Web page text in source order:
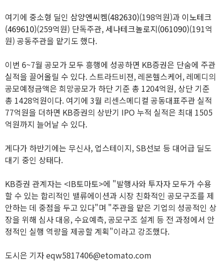
여기에 중소형 딜인 삼양엔씨켐(482630)(198억원)과 이노테크
(469610)(259억원) 단독주관,세나테크놀로지(061090)(191억
원) 공동주관을 맡기도 했다.
이번 6~7월 공모가 모두 흥행에 성공하면 KB증권은 단숨에 주관
실적을 끌어올릴 수 있다. 스트라드비젼, 레몬헬스케어, 레메디의
공모예정금액은 희망공모가 하단 기준 총 1204억원, 상단 기준
총 1428억원이다. 여기에 3월 리센스메디컬 공동대표주관 실적
77억원을 더하면 KB증권의 상반기 IPO 누적 실적은 최대 1505
억원까지 늘어날 수 있다.
게다가 하반기에는 무신사, 업스테이지, SB선보 등 대어급 딜도
대기 중인 상태다.
KB증권 관계자는 <IB토마토>에 "발행사와 투자자 모두가 수용
할 수 있는 합리적인 밸류에이션과 시장 친화적인 공모구조를 제
안하는 데 중점을 두고 있다"며 "주관을 맡은 기업의 성공적인 상
장을 위해 심사 대응, 수요예측, 공모구조 설계 등 전 과정에서 안
정적인 실행 역량을 제공할 계획"이라고 강조했다.
도시은 기자 eqw5817406@etomato.com